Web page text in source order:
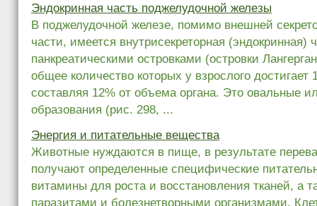
Эндокринная часть поджелудочной железы
В поджелудочной железе, помимо внешней
части, имеется внутрисекреторная (эндокринная)
панкреатическими островками (островки
общее количество которых у взрослого
составляя 12% от объема органа. Это овальные
образования (рис. 298, ...
Энергия и питательные вещества
Животные нуждаются в пище, в результате
получают определенные специфические
витамины для роста и восстановления тканей, а
паразитами и болезнетворными организмами.